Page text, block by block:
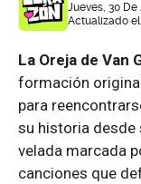
Jueves, 30 De
Actualizado el
La Oreja de Van
formación
para
su historia desde
velada marcada
canciones que